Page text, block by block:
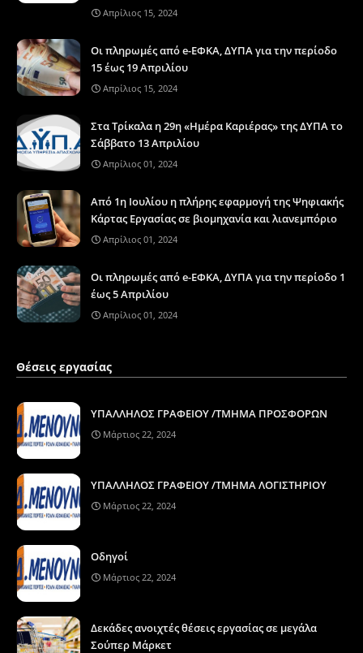
Απρίλιος 15, 2024
Οι πληρωμές από e-ΕΦΚΑ, ΔΥΠΑ για την περίοδο
15 έως 19 Απριλίου
Απρίλιος 15, 2024
Στα Τρίκαλα η 29η «Ημέρα Καριέρας» της ΔΥΠΑ το
Σάββατο 13 Απριλίου
Απρίλιος 01, 2024
Από 1η Ιουλίου η πλήρης εφαρμογή της Ψηφιακής
Κάρτας Εργασίας σε βιομηχανία και λιανεμπόριο
Απρίλιος 01, 2024
Οι πληρωμές από e-ΕΦΚΑ, ΔΥΠΑ για την περίοδο 1
έως 5 Απριλίου
Απρίλιος 01, 2024
Θέσεις εργασίας
ΥΠΑΛΛΗΛΟΣ ΓΡΑΦΕΙΟΥ /ΤΜΗΜΑ ΠΡΟΣΦΟΡΩΝ
Μάρτιος 22, 2024
ΥΠΑΛΛΗΛΟΣ ΓΡΑΦΕΙΟΥ /ΤΜΗΜΑ ΛΟΓΙΣΤΗΡΙΟΥ
Μάρτιος 22, 2024
Οδηγοί
Μάρτιος 22, 2024
Δεκάδες ανοιχτές θέσεις εργασίας σε μεγάλα
Σούπερ Μάρκετ